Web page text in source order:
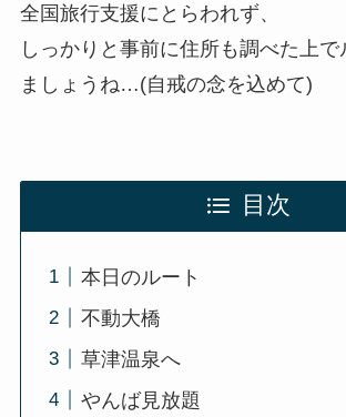
全国旅行支援にとらわれず、
しっかりと事前に住所も調べた上
ましょうね…(自戒の念を込めて)
目次
本日のルート
不動大橋
草津温泉へ
やんば見放題